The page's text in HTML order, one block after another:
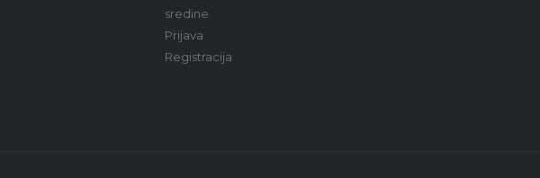
sredine
Prijava
Registracija